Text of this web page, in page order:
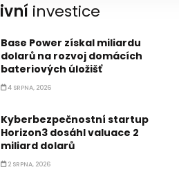
investice
Base Power získal miliardu
dolarů na rozvoj domácích
bateriových úložišť
4 SRPNA, 2026
Kyberbezpečnostní startup
Horizon3 dosáhl valuace 2
miliard dolarů
2 SRPNA, 2026